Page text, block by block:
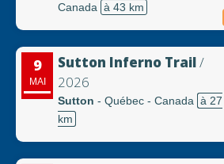
Canada à 43 km
9
MAI
Sutton Inferno Trail/
2026
Sutton - Québec - Canada à 27
km